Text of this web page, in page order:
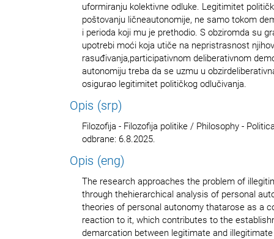
uformiranju kolektivne odluke. Legitimitet
poštovanju ličneautonomije, ne samo tokom
i perioda koji mu je prethodio. S obziromda su
upotrebi moći koja utiče na nepristrasnost
rasuđivanja,participativnom deliberativnom
autonomiju treba da se uzmu u
osigurao legitimitet političkog odlučivanja.
Opis (srp)
Filozofija - Filozofija politike / Philosophy -
odbrane: 6.8.2025.
Opis (eng)
The research approaches the problem of
through thehierarchical analysis of personal
theories of personal autonomy thatarose as a
reaction to it, which contributes to the
demarcation between legitimate and